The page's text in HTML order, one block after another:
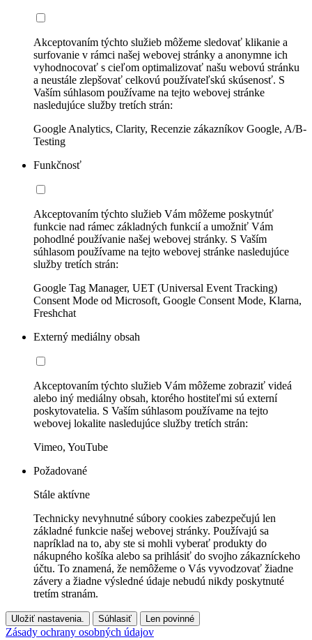
Akceptovaním týchto služieb môžeme sledovať klikanie a
surfovanie v rámci našej webovej stránky a anonymne ich
vyhodnocovať s cieľom optimalizovať našu webovú stránku
a neustále zlepšovať celkovú používateľskú skúsenosť. S
Vaším súhlasom používame na tejto webovej stránke
nasledujúce služby tretích strán:
Google Analytics, Clarity, Recenzie zákazníkov Google, A/B-
Testing
Funkčnosť
Akceptovaním týchto služieb Vám môžeme poskytnúť
funkcie nad rámec základných funkcií a umožniť Vám
pohodlné používanie našej webovej stránky. S Vaším
súhlasom používame na tejto webovej stránke nasledujúce
služby tretích strán:
Google Tag Manager, UET (Universal Event Tracking)
Consent Mode od Microsoft, Google Consent Mode, Klarna,
Freshchat
Externý mediálny obsah
Akceptovaním týchto služieb Vám môžeme zobraziť videá
alebo iný mediálny obsah, ktorého hostiteľmi sú externí
poskytovatelia. S Vaším súhlasom používame na tejto
webovej lokalite nasledujúce služby tretích strán:
Vimeo, YouTube
Požadované
Stále aktívne
Technicky nevyhnutné súbory cookies zabezpečujú len
základné funkcie našej webovej stránky. Používajú sa
napríklad na to, aby ste si mohli vyberať produkty do
nákupného košíka alebo sa prihlásiť do svojho zákazníckeho
účtu. To znamená, že nemôžeme o Vás vyvodzovať žiadne
závery a žiadne výsledné údaje nebudú nikdy poskytnuté
tretím stranám.
Uložiť nastavenia. Súhlasiť Len povinné
Zásady ochrany osobných údajov